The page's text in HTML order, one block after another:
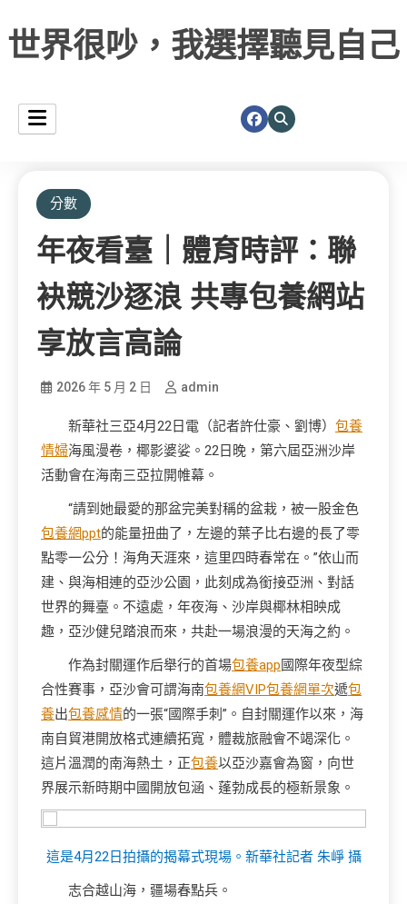
世界很吵，我選擇聽見自己
分數
年夜看臺｜體育時評：聯
袂競沙逐浪 共專包養網站
享放言高論
2026 年 5 月 2 日 admin
新華社三亞4月22日電（記者許仕豪、劉博） 包養
情婦海風漫卷，椰影婆娑。22日晚，第六屆亞洲沙岸
活動會在海南三亞拉開帷幕。
“請到她最愛的那盆完美對稱的盆栽，被一股金色
包養網ppt的能量扭曲了，左邊的葉子比右邊的長了零
點零一公分！海角天涯來，這里四時春常在。”依山而
建、與海相連的亞沙公園，此刻成為銜接亞洲、對話
世界的舞臺。不遠處，年夜海、沙岸與椰林相映成
趣，亞沙健兒踏浪而來，共赴一場浪漫的天海之約。
作為封關運作后舉行的首場包養app國際年夜型綜
合性賽事，亞沙會可謂海南包養網VIP包養網單次遞包
養出包養感情的一張“國際手刺”。自封關運作以來，海
南自貿港開放格式連續拓寬，體裁旅融會不竭深化。
這片溫潤的南海熱土，正包養以亞沙嘉會為窗，向世
界展示新時期中國開放包涵、蓬勃成長的極新景象。
這是4月22日拍攝的揭幕式現場。新華社記者 朱崢 攝
志合越山海，疆場春點兵。